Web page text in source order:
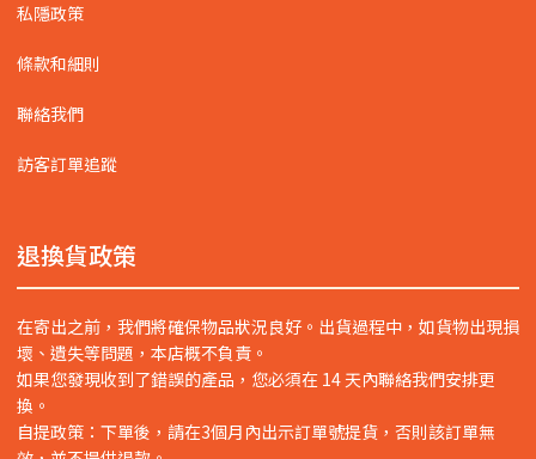
私隱政策
條款和細則
聯絡我們
訪客訂單追蹤
退換貨政策
在寄出之前，我們將確保物品狀況良好。出貨過程中，如貨物出現損
壞、遺失等問題，本店概不負責。
如果您發現收到了錯誤的產品，您必須在 14 天內聯絡我們安排更
換。
自提政策：下單後，請在3個月內出示訂單號提貨，否則該訂單無